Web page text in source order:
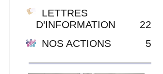
LETTRES
D'INFORMATION
22
NOS ACTIONS
5